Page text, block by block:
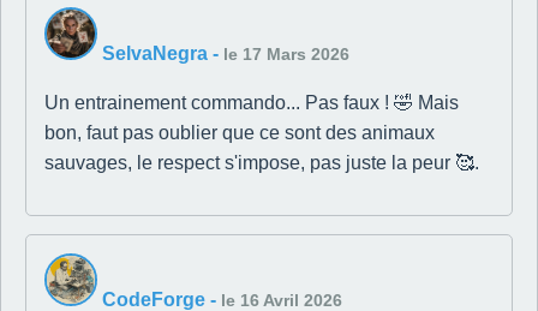
SelvaNegra - le 17 Mars 2026
Un entrainement commando... Pas faux ! 🤣 Mais
bon, faut pas oublier que ce sont des animaux
sauvages, le respect s'impose, pas juste la peur 🥰.
CodeForge - le 16 Avril 2026